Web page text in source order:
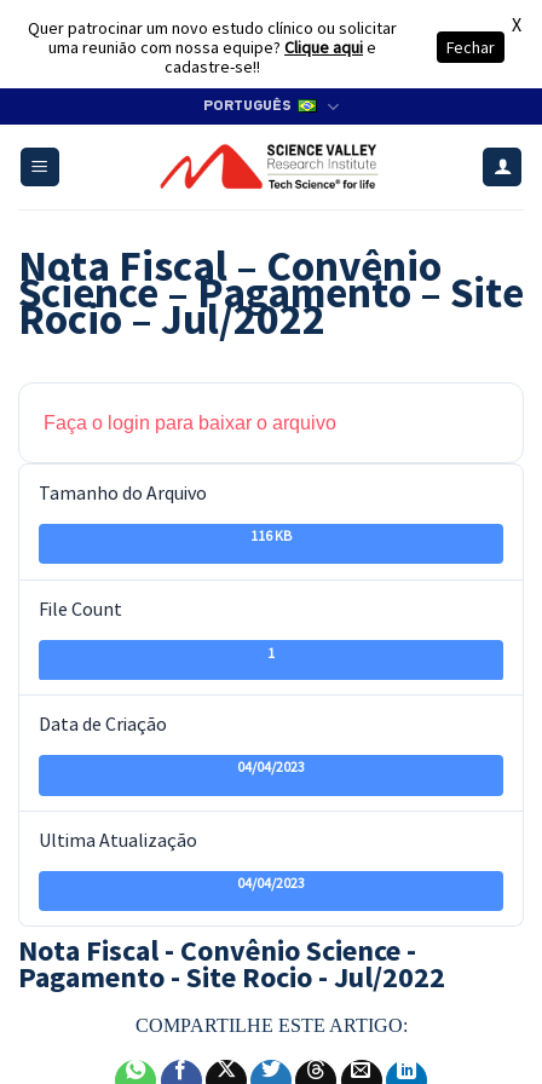
content
PORTUGUÊS
Nota Fiscal – Convênio
Science – Pagamento – Site
Rocio – Jul/2022
Faça o login para baixar o arquivo
Tamanho do Arquivo
116 KB
File Count
1
Data de Criação
04/04/2023
Ultima Atualização
04/04/2023
Nota Fiscal - Convênio Science -
Pagamento - Site Rocio - Jul/2022
Quer patrocinar um novo estudo clínico ou solicitar
uma reunião com nossa equipe? Clique aquie
cadastre-se!!
Fechar
X